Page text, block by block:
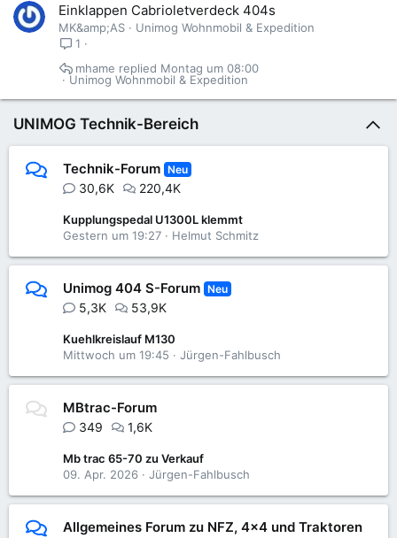
Einklappen Cabrioletverdeck 404s
MK&amp;AS
Unimog Wohnmobil & Expedition
1
Unimog Wohnmobil & Expedition
Montag um 08:00
mhame
UNIMOG Technik-Bereich
Technik-Forum Neu
30,6K 220,4K
Kupplungspedal U1300L klemmt
Gestern um 19:27
Helmut Schmitz
Unimog 404 S-Forum Neu
5,3K 53,9K
Kuehlkreislauf M130
Mittwoch um 19:45
Jürgen-Fahlbusch
MBtrac-Forum
349 1,6K
Mb trac 65-70 zu Verkauf
09. Apr. 2026
Jürgen-Fahlbusch
Allgemeines Forum zu NFZ, 4x4 und Traktoren